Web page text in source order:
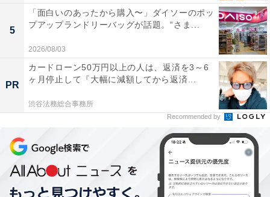
ガス代：8000円
水道代（2カ月での請求額）：7000円
通信費：2万円（スマホ4台・Wi-Fiルーター1台）
車：ガソリン2万円、保険7000円
その他：衣服費1万円、学童保育料2万円、日用品代1万
円
現在行っている家計のやりくりのポイントとして、「無
理な節約ほどストレスになり、散財しやすいので適度に
欲しいものを買うようにしています。あとは事前の献立
計画が苦手なのでひとまず週6000円分買ってそこから何
を作るのか考えるようにしています」と教えてくれまし
5
「面白いのあったから購入〜」ダイソーのポッ
プアップランドリーバッグが話題。“さま...
2026/08/03
PR
カードローン50万円以上の人は、返済を3～6
ヶ月停止して『大幅に減額してから返済...
渋谷法務総合事務所
Recommended by